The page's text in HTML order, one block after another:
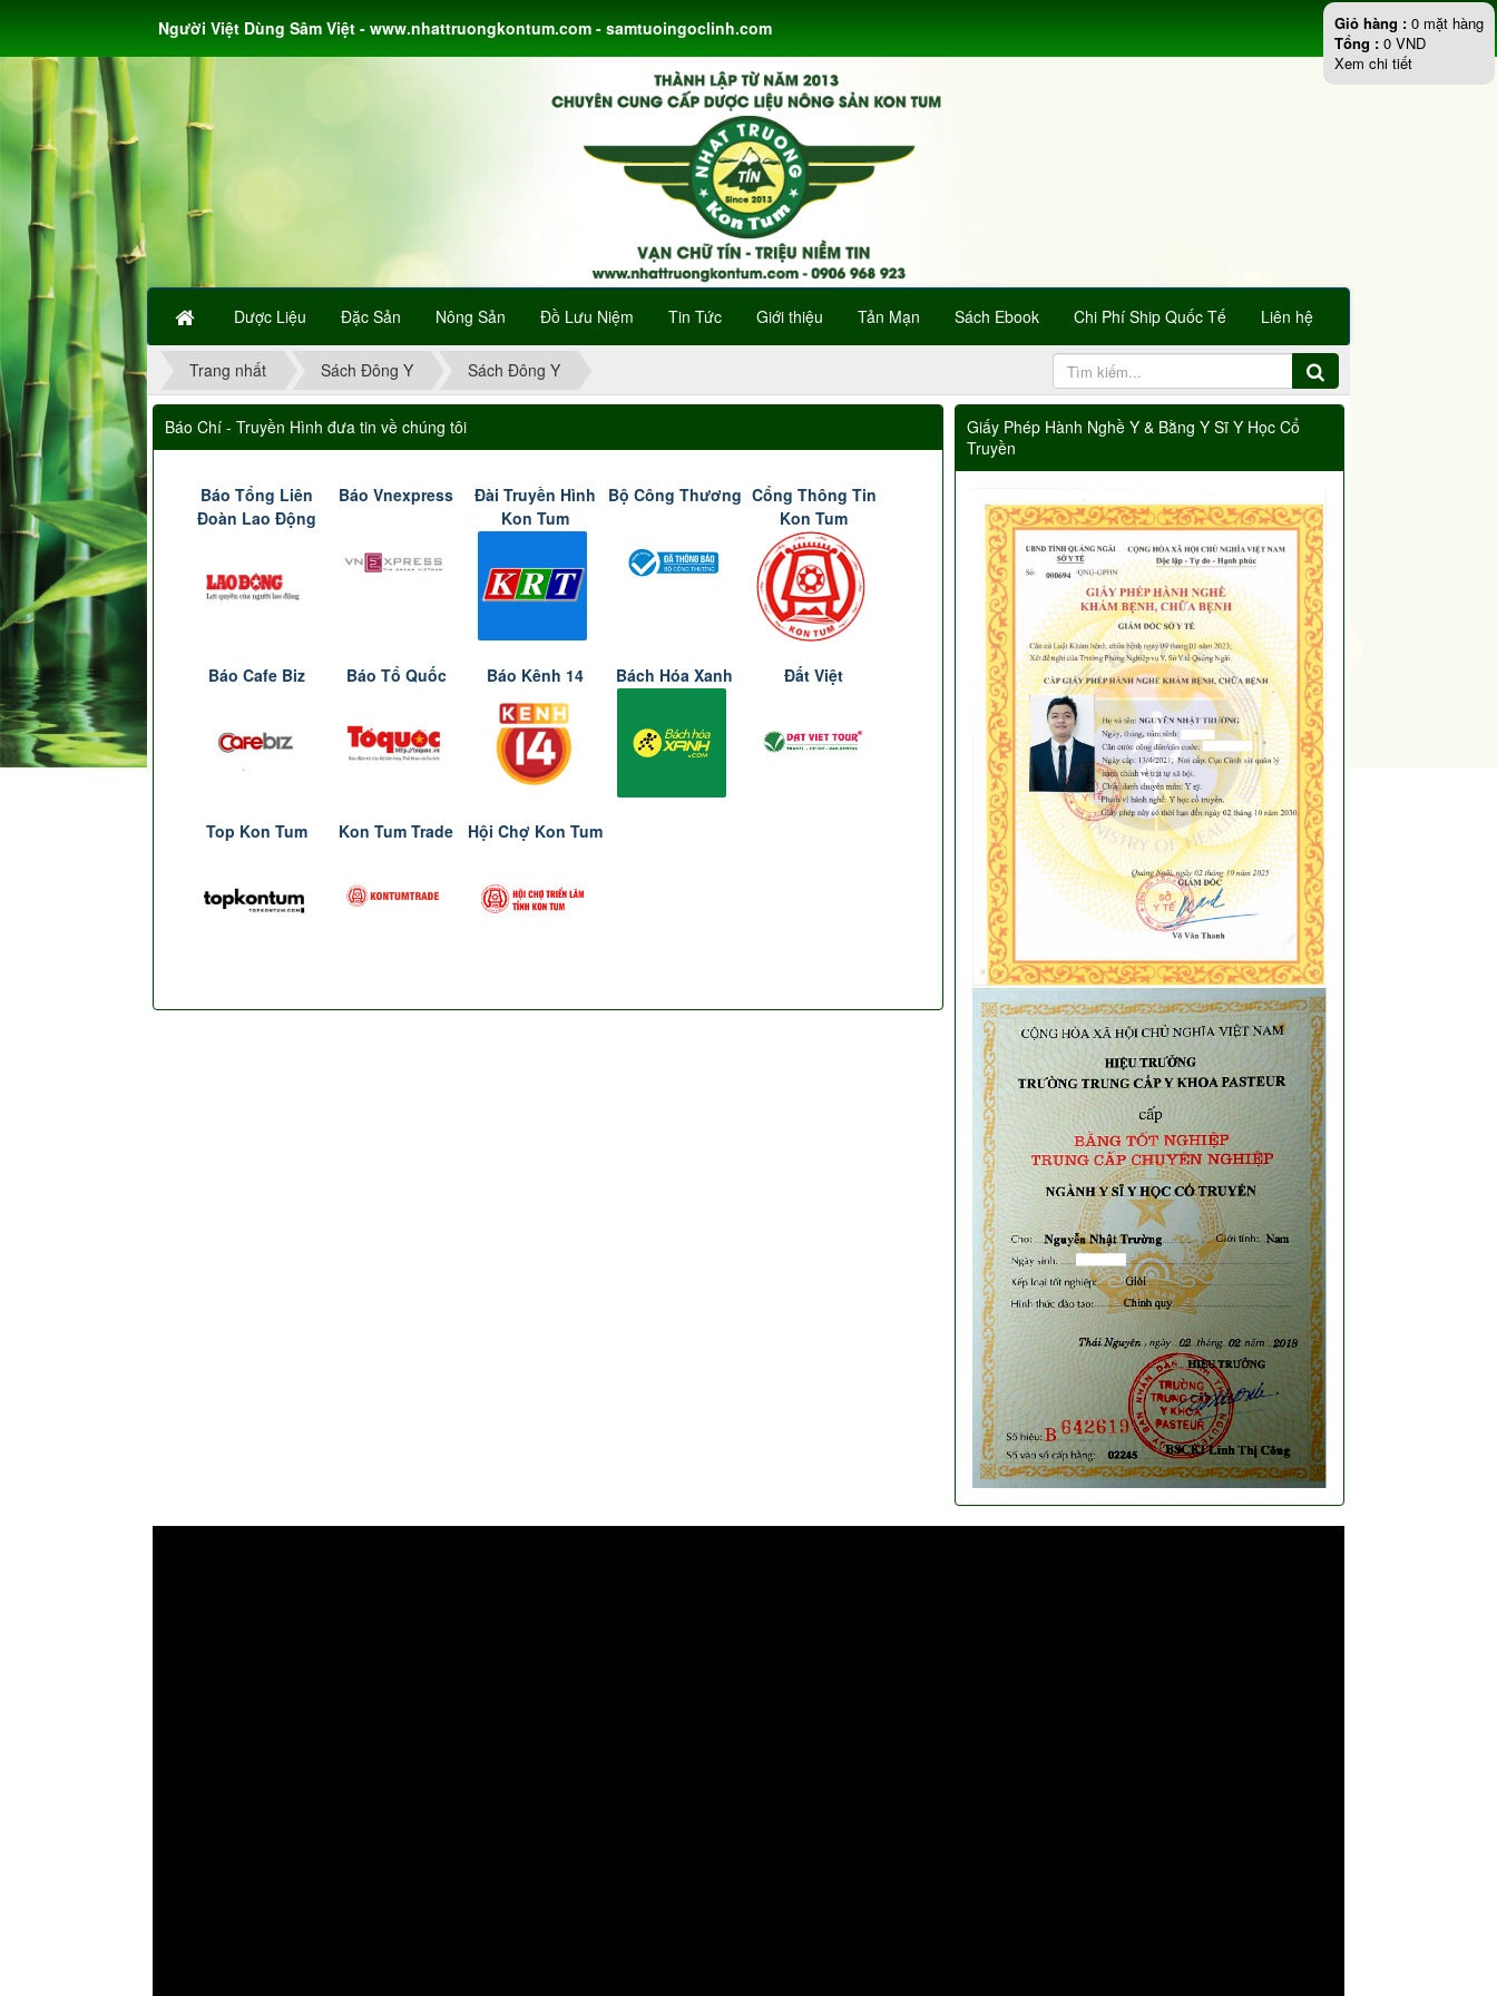
Dược Liệu Đặc Sản Nông Sản Đồ Lưu Niệm Tin Tức Giới thiệu Tản Mạn Sách Ebook Chi Phí Ship Quốc Tế Liên hệ
Người Việt Dùng Sâm Việt - www.nhattruongkontum.com - samtuoingoclinh.com
Trang nhất Sách Đông Y Sách Đông Y
Báo Chí - Truyền Hình đưa tin về chúng tôi
Báo Tổng Liên
Đoàn Lao Động
Báo Vnexpress
Đài Truyền Hình
Kon Tum
Bộ Công Thương Cổng Thông Tin
Kon Tum
Báo Cafe Biz Báo Tổ Quốc Báo Kênh 14 Bách Hóa Xanh Đất Việt
Top Kon Tum Kon Tum Trade Hội Chợ Kon Tum
Giấy Phép Hành Nghề Y & Bằng Y Sĩ Y Học Cổ
Truyền
Giỏ hàng : 0 mặt hàng
Tổng : 0 VND
Xem chi tiết